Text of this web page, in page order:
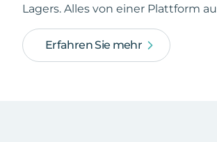
Lagers. Alles von einer Plattform
Erfahren Sie mehr